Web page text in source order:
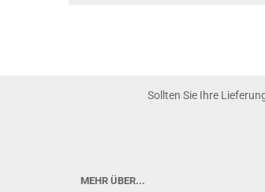
Sollten Sie Ihre
MEHR ÜBER...